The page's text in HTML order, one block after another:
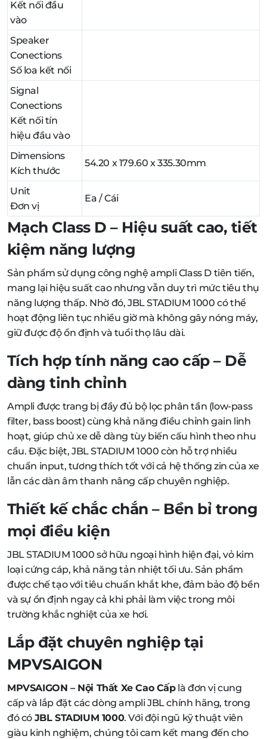
Kết nối đầu
vào
Speaker
Conections
Số loa kết nối
Signal
Conections
Kết nối tín
hiệu đầu vào
Dimensions
Kích thước
54.20 x 179.60 x 335.30mm
Unit
Đơn vị
Ea / Cái
Mạch Class D – Hiệu suất cao, tiết
kiệm năng lượng
Sản phẩm sử dụng công nghệ ampli Class D tiên tiến,
mang lại hiệu suất cao nhưng vẫn duy trì mức tiêu thụ
năng lượng thấp. Nhờ đó, JBL STADIUM 1000 có thể
hoạt động liên tục nhiều giờ mà không gây nóng máy,
giữ được độ ổn định và tuổi thọ lâu dài.
Tích hợp tính năng cao cấp – Dễ
dàng tinh chỉnh
Ampli được trang bị đầy đủ bộ lọc phân tần (low-pass
filter, bass boost) cùng khả năng điều chỉnh gain linh
hoạt, giúp chủ xe dễ dàng tùy biến cấu hình theo nhu
cầu. Đặc biệt, JBL STADIUM 1000 còn hỗ trợ nhiều
chuẩn input, tương thích tốt với cả hệ thống zin của xe
lẫn các dàn âm thanh nâng cấp chuyên nghiệp.
Thiết kế chắc chắn – Bền bỉ trong
mọi điều kiện
JBL STADIUM 1000 sở hữu ngoại hình hiện đại, vỏ kim
loại cứng cáp, khả năng tản nhiệt tối ưu. Sản phẩm
được chế tạo với tiêu chuẩn khắt khe, đảm bảo độ bền
và sự ổn định ngay cả khi phải làm việc trong môi
trường khắc nghiệt của xe hơi.
Lắp đặt chuyên nghiệp tại
MPVSAIGON
MPVSAIGON – Nội Thất Xe Cao Cấplà đơn vị cung
cấp và lắp đặt các dòng ampli JBL chính hãng, trong
đó có JBL STADIUM 1000. Với đội ngũ kỹ thuật viên
giàu kinh nghiệm, chúng tôi cam kết mang đến cho